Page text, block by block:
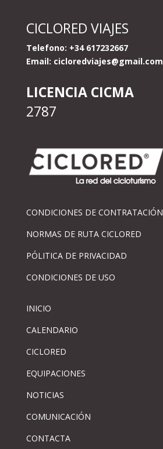
CICLORED VIAJES
Telefono: +34 617232667
Email: cicloredviajes@gmail.com
LICENCIA CICMA
2787
CONDICIONES DE CONTRATACIÓN
NORMAS DE RUTA CICLORED
PÓLITICA DE PRIVACIDAD
CONDICIONES DE USO
INICIO
CALENDARIO
CICLORED
EQUIPACIONES
NOTICIAS
COMUNICACIÓN
CONTACTA